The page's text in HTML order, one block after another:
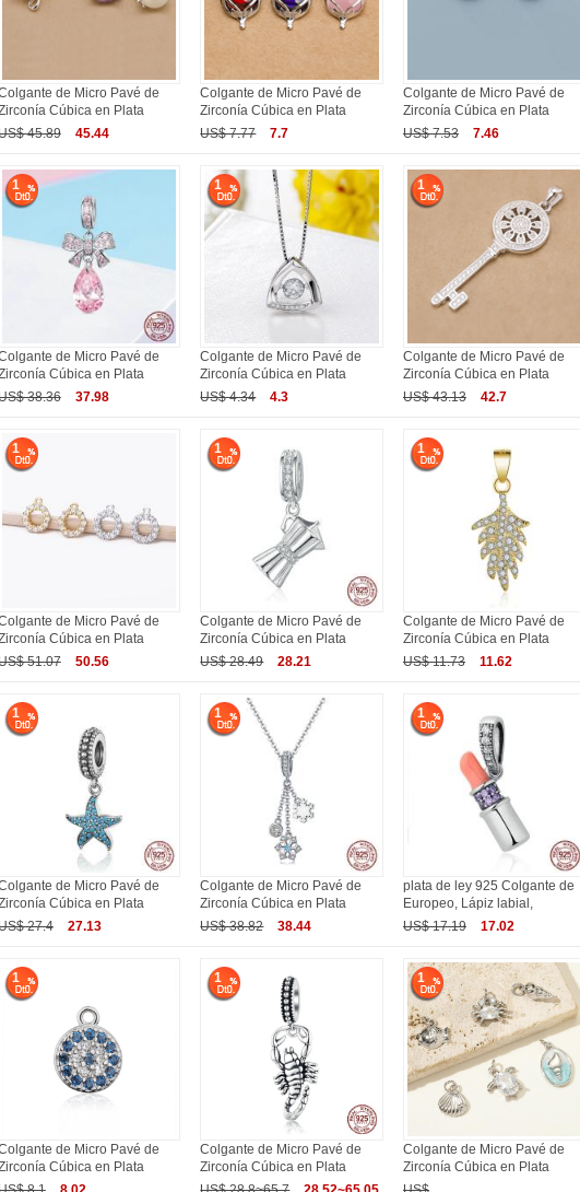
de Micro Pavé de
Cúbica en Plata
45.89
45.44
Colgante de Micro Pavé de
Zirconía Cúbica en Plata
US$ 7.77
7.7
Colgante de Micro Pavé de
Zirconía Cúbica en Plata
US$ 7.53
7.46
1
de Micro Pavé de
Cúbica en Plata
38.36
37.98
1
Colgante de Micro Pavé de
Zirconía Cúbica en Plata
US$ 4.34
4.3
1
Colgante de Micro Pavé de
Zirconía Cúbica en Plata
US$ 43.13
42.7
1
de Micro Pavé de
Cúbica en Plata
51.07
50.56
1
Colgante de Micro Pavé de
Zirconía Cúbica en Plata
US$ 28.49
28.21
1
Colgante de Micro Pavé de
Zirconía Cúbica en Plata
US$ 11.73
11.62
1
de Micro Pavé de
Cúbica en Plata
27.4
27.13
1
Colgante de Micro Pavé de
Zirconía Cúbica en Plata
US$ 38.82
38.44
1
plata de ley 925 Colgante de
Europeo, Lápiz labial,
US$ 17.19
17.02
1
de Micro Pavé de
Cúbica en Plata
1
Colgante de Micro Pavé de
Zirconía Cúbica en Plata
1
Colgante de Micro Pavé de
Zirconía Cúbica en Plata